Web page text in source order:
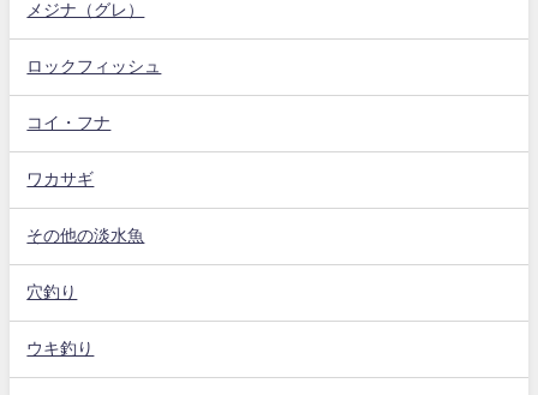
メジナ（グレ）
ロックフィッシュ
コイ・フナ
ワカサギ
その他の淡水魚
穴釣り
ウキ釣り